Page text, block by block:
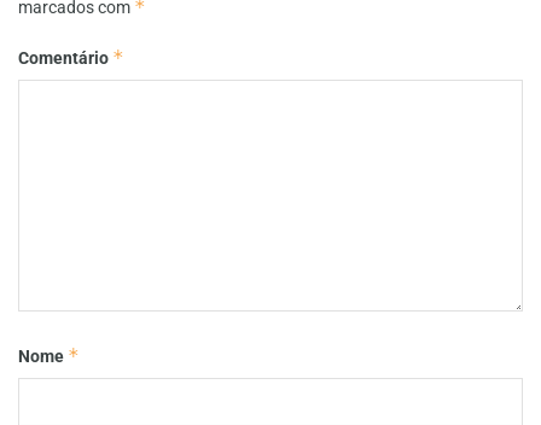
marcados com *
Comentário *
Nome *